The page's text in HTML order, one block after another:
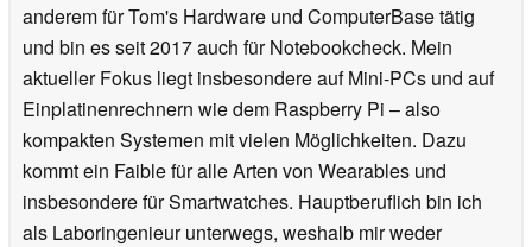
anderem für Tom's Hardware und ComputerBase tätig
und bin es seit 2017 auch für Notebookcheck. Mein
aktueller Fokus liegt insbesondere auf Mini-PCs und auf
Einplatinenrechnern wie dem Raspberry Pi – also
kompakten Systemen mit vielen Möglichkeiten. Dazu
kommt ein Faible für alle Arten von Wearables und
insbesondere für Smartwatches. Hauptberuflich bin ich
als Laboringenieur unterwegs, weshalb mir weder